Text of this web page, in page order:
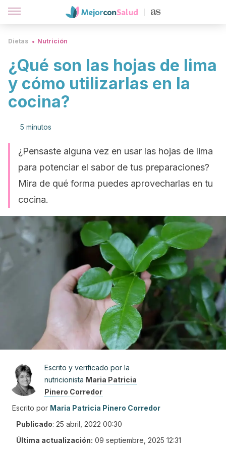
Dietas Nutrición
¿Qué son las hojas de lima
y cómo utilizarlas en la
cocina?
5 minutos
¿Pensaste alguna vez en usar las hojas de lima
para potenciar el sabor de tus preparaciones?
Mira de qué forma puedes aprovecharlas en tu
cocina.
Escrito y verificado por la
nutricionista Maria Patricia
Pinero Corredor
Escrito por Maria Patricia Pinero Corredor
Publicado: 25 abril, 2022 00:30
Última actualización: 09 septiembre, 2025 12:31